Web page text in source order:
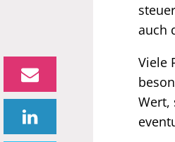
auch
Viele
Wert,